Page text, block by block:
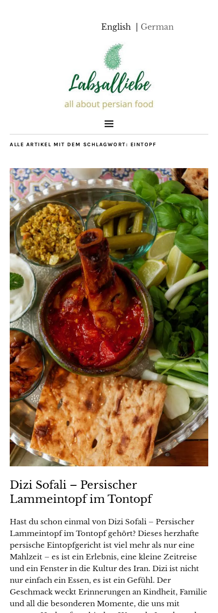
English German
ALLE ARTIKEL MIT DEM SCHLAGWORT: EINTOPF
Dizi Sofali – Persischer
Lammeintopf im Tontopf
Hast du schon einmal von Dizi Sofali – Persischer
Lammeintopf im Tontopf gehört? Dieses herzhafte
persische Eintopfgericht ist viel mehr als nur eine
Mahlzeit – es ist ein Erlebnis, eine kleine Zeitreise
und ein Fenster in die Kultur des Iran. Dizi ist nicht
nur einfach ein Essen, es ist ein Gefühl. Der
Geschmack weckt Erinnerungen an Kindheit, Familie
und all die besonderen Momente, die uns mit